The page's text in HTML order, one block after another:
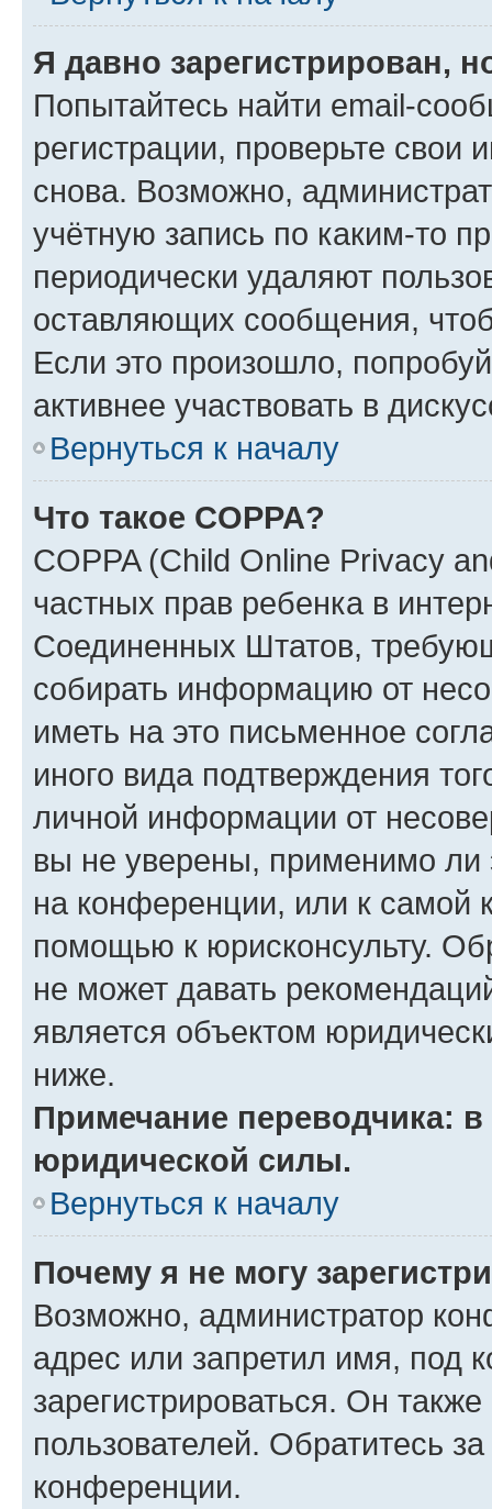
Я давно зарегистрирован,
Попытайтесь найти email-
регистрации, проверьте свои
снова. Возможно,
учётную запись по каким-то
периодически удаляют
оставляющих сообщения,
Если это произошло,
активнее участвовать в
Вернуться к началу
Что такое COPPA?
COPPA (Child Online Privacy
частных прав ребенка в
Соединенных Штатов,
собирать информацию от
иметь на это письменное
иного вида подтверждения
личной информации от
вы не уверены, применимо ли
на конференции, или к самой
помощью к юрисконсульту.
не может давать
является объектом
ниже.
Примечание переводчика:
юридической силы.
Вернуться к началу
Почему я не могу
Возможно, администратор
адрес или запретил имя, под
зарегистрироваться. Он
пользователей. Обратитесь
конференции.